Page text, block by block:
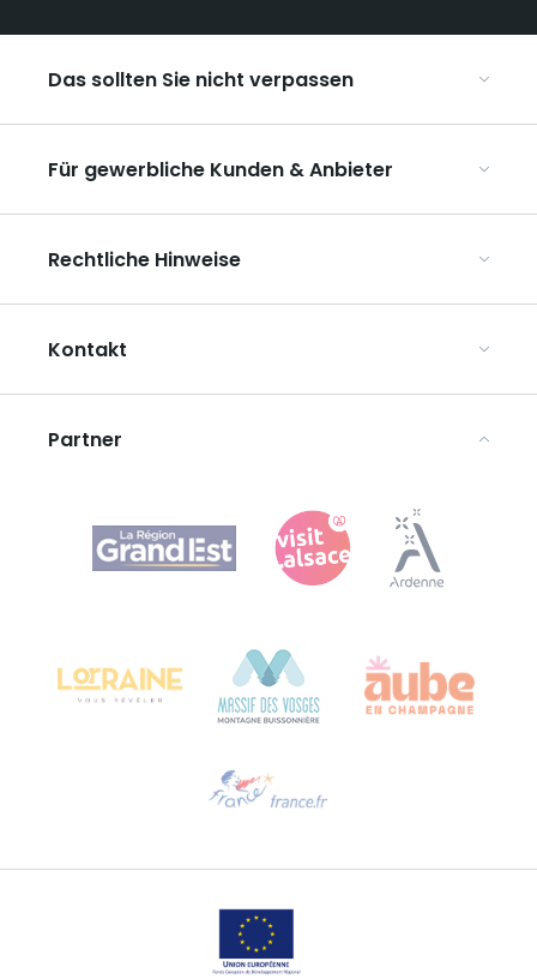
Das sollten Sie nicht verpassen
Die Weihnachtsmärkte im Grand Est
Ribeauvillé, zwischen Weinbergen und Bergen
Unsere UNESCO-Welterbestätten
Für gewerbliche Kunden & Anbieter
Organisieren Sie Ihre Gruppenreisen
ART GE kennenlernen
Mediaroom
Rechtliche Hinweise
Datenschutzbestimmungen
Rechtliche Hinweise
Kontakt
Agence Régionale du Tourisme Grand Est
Bureau de Colmar (Hauptverwaltung)
Sprechen Sie uns per E-Mail an
Partner